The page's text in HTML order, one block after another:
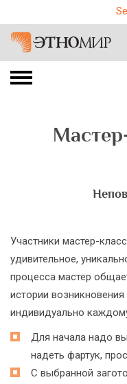
Участники мастер-
удивительное,
процесса мастер
истории возникновения
индивидуально
Для начала надо
надеть фартук,
С выбранной